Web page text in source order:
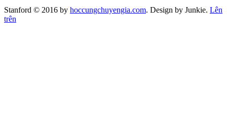
Stanford © 2016 by hoccungchuyengia.com. Design by Junkie. Lên
trên